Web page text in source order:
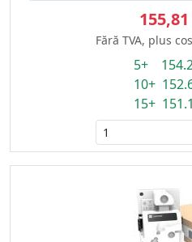
155,81
Fără TVA, plus
5+
10+
15+